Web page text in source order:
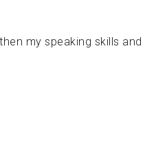
my speaking skills